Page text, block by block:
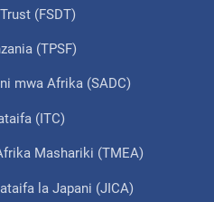
(FSDT)
(TPSF)
mwa Afrika (SADC)
(ITC)
Mashariki (TMEA)
la Japani (JICA)